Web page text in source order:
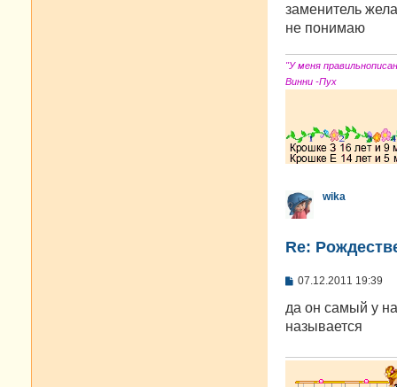
щ
е
е
заменитель
не понимаю
"У меня
Винни -Пух
wika
Re:
С
о
щ
н
е
07.12.2011 19:39
да он самый у
называется